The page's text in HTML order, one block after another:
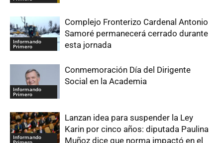
Informando
Primero
Complejo Fronterizo Cardenal Antonio
Samoré permanecerá cerrado durante
esta jornada
Informando
Primero
Conmemoración Día del Dirigente
Social en la Academia
Informando
Lanzan idea para suspender la Ley
Karin por cinco años: diputada Paulina
Muñoz dice que norma impactó en el